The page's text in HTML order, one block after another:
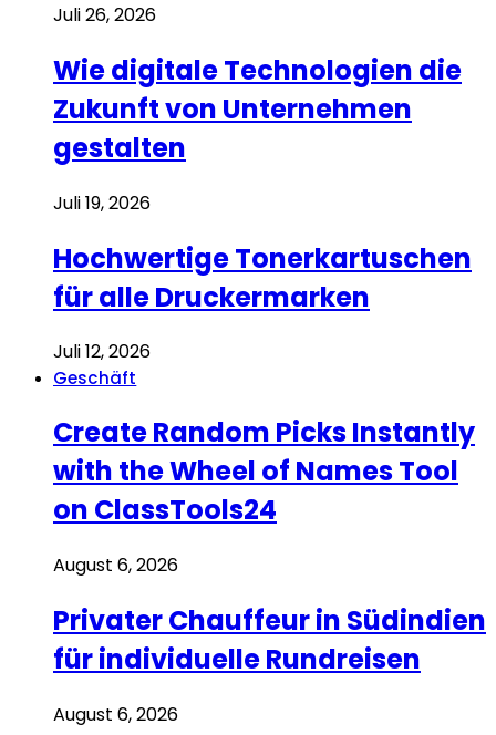
Juli 26, 2026
Wie digitale Technologien die
Zukunft von Unternehmen
gestalten
Juli 19, 2026
Hochwertige Tonerkartuschen
für alle Druckermarken
Juli 12, 2026
Geschäft
Create Random Picks Instantly
with the Wheel of Names Tool
on ClassTools24
August 6, 2026
Privater Chauffeur in Südindien
für individuelle Rundreisen
August 6, 2026